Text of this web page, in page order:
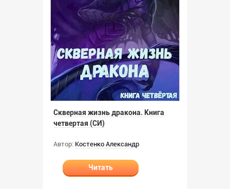
Скверная жизнь дракона. Книга
четвертая (СИ)
Автор: Костенко Александр
Читать